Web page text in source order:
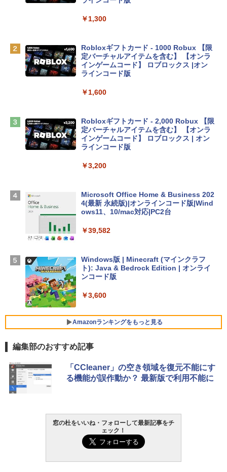
eTime HDカメラ、Touch ID - インディ
￥137,800
tomtoc 360°保護 15.6 16インチ パソコ
book Lenovo対応
Apple 2026 MacBook Air M5チップ搭載
13インチノートブック：AIとApple Intell
スプレイ、16GBユニファイドメモリ、1
￥278,800
SSD インテル Core 5
￥129,800
Core i5/16GB/SSD 512GB/ホワイト) FM
VWK3E15W_AZ
￥139,880
￥1,300
Robloxギフトカード - 1000 Robux 【限
定バーチャルアイテムを含む】 【オンラ
インゲームコード】 ロブロックス |オン
ラインコード版
￥1,600
Robloxギフトカード - 2,000 Robux 【限
定バーチャルアイテムを含む】 【オンラ
インゲームコード】 ロブロックス | オン
ラインコード版
￥3,200
Microsoft Office Home & Business 202
4(最新 永続版)|オンラインコード版|Wind
ows11、10/mac対応|PC2台
￥39,582
Windows版 | Minecraft (マインクラフ
ト): Java & Bedrock Edition | オンライ
ンコード版
￥3,600
Amazonランキングをもっと見る
生成AIパスポート公式テキスト 第４版
￥1,766
1冊ですべて身につくHTML & CSSとWe
bデザイン入門講座［第2版］
Amazon Kindle - 目に優しい、かさばら
ない、大きな画面で読みやすい、6週間持
続バッテリー、6インチディスプレイ電子
￥16,980
Kindle Paperwhite シグニチャーエディ
るさ自動調整、色調調節ライト、12週間
編集部のおすすめ記事
「CCleaner」の空き領域を復元不能にす
る機能が誤作動か？ 最新版で利用不能に
窓の杜をいいね・フォローして最新記事をチ
ェック！